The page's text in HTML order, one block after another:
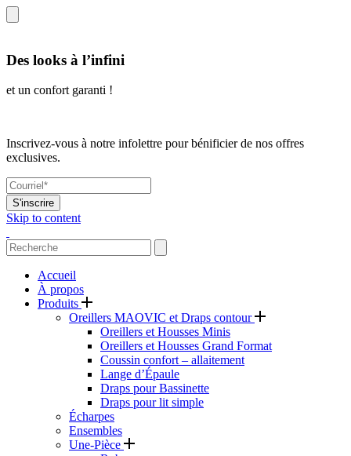
Des looks à l’infini
et un confort garanti !
Inscrivez-vous à notre infolettre pour bénificier de nos offres
exclusives.
S'inscrire
Skip to content
Accueil
À propos
Produits
Oreillers MAOVIC et Draps contour
Oreillers et Housses Minis
Oreillers et Housses Grand Format
Coussin confort – allaitement
Lange d’Épaule
Draps pour Bassinette
Draps pour lit simple
Écharpes
Ensembles
Une-Pièce